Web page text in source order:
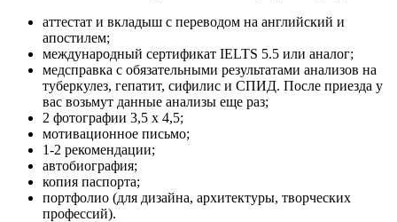
аттестат и вкладыш с переводом на английский и
апостилем;
международный сертификат IELTS 5.5 или аналог;
медсправка с обязательными результатами анализов на
туберкулез, гепатит, сифилис и СПИД. После приезда у
вас возьмут данные анализы еще раз;
2 фотографии 3,5 х 4,5;
мотивационное письмо;
1-2 рекомендации;
автобиография;
копия паспорта;
портфолио (для дизайна, архитектуры, творческих
профессий).